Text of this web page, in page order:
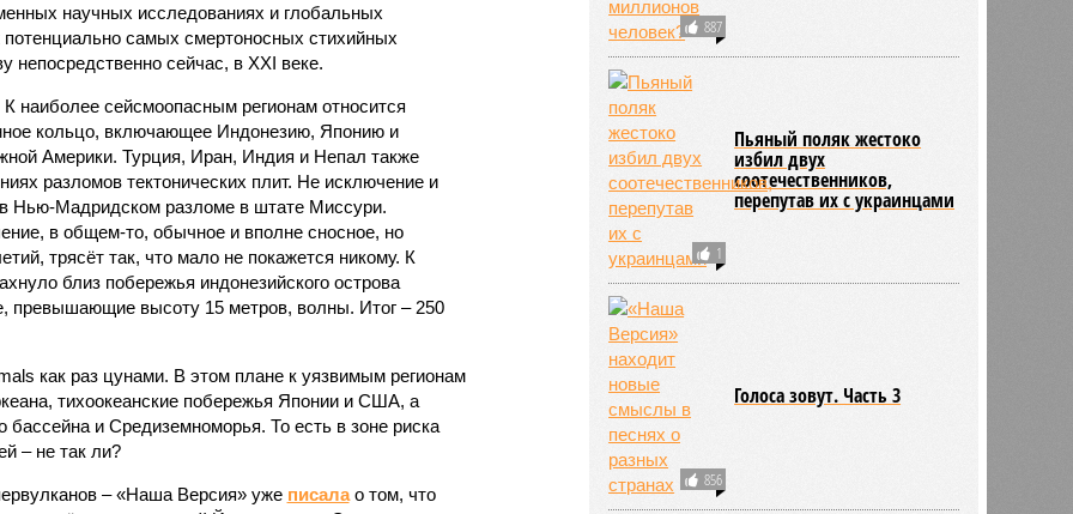
научных исследованиях и глобальных
потенциально самых смертоносных стихийных
непосредственно сейчас, в XXI веке.
наиболее сейсмоопасным регионам относится
кольцо, включающее Индонезию, Японию и
Америки. Турция, Иран, Индия и Непал также
разломов тектонических плит. Не исключение и
Нью-Мадридском разломе в штате Миссури.
в общем-то, обычное и вполне сносное, но
трясёт так, что мало не покажется никому. К
близ побережья индонезийского острова
превышающие высоту 15 метров, волны. Итог – 250
как раз цунами. В этом плане к уязвимым регионам
тихо­океанские побережья Японии и США, а
бассейна и Средиземноморья. То есть в зоне риска
– не так ли?
– «Наша Версия» уже писалао том, что
887
1
Пьяный поляк жестоко
избил двух
соотечественников,
перепутав их с украинцами
856
Голоса зовут. Часть 3